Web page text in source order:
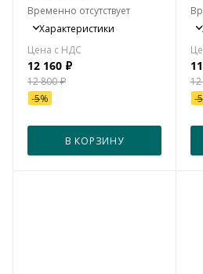
Временно отсутствует
Характеристики
12 160 ₽
12 800₽
-5%
В КОРЗИНУ
-5